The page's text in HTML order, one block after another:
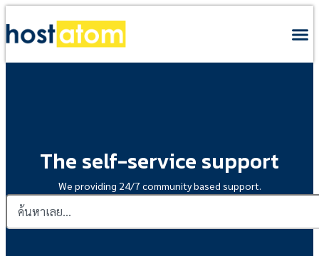
The self-service support
We providing 24/7 community based support.